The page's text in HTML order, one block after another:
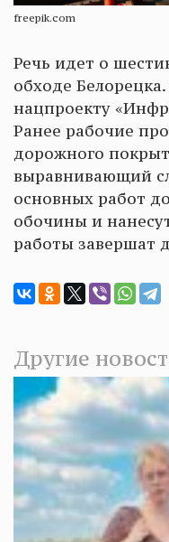
freepik.com
Речь идет о
обходе
нацпроекту
Ранее рабочие
дорожного
выравнивающий
основных работ
обочины и
работы завершат
Другие